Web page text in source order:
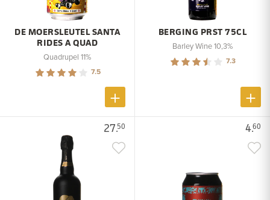
DE MOERSLEUTEL SANTA
RIDES A QUAD
Quadrupel 11%
7.5
BERGING PRST 75CL
Barley Wine 10,3%
7.3
27.50 4.60